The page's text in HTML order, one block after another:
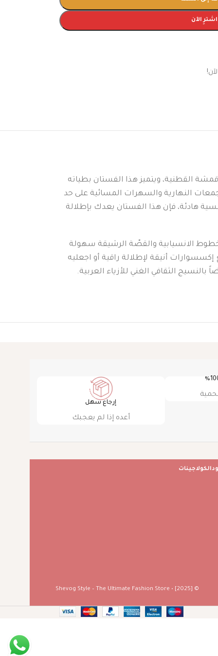
اشترِ الآن
القطنية، ويتميز هذا الفستان بطياته
النهارية والسهرات المسائية على حد
هادئة، فإن هذا الفستان يعدك بإطلالة
الانسيابية والقصّة الرشيقة سهولة
أنيقة لإطلالة راقية أو اجعليه
الثقافي الغني للأزياء العربية.
إرجاع سهل
أعده إذا لم يعجبك
الكولاجينات
© [2025] • Shevog Style – The Ultimate Fashion Store